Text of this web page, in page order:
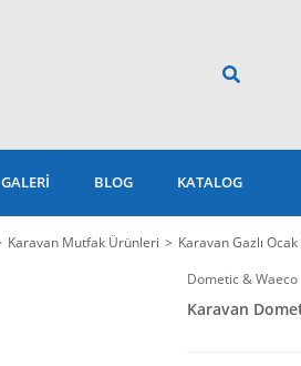
GALERİ BLOG KATALOG
Karavan Mutfak Ürünleri Karavan Gazlı
Dometic & Waeco
Karavan